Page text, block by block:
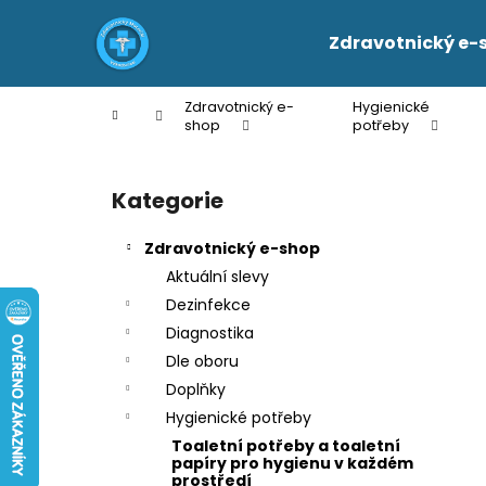
Zdravotnický e-
Domů
Zdravotnický e-
shop
Hygienické
potřeby
Přeskočit
kategorie
Kategorie
Zdravotnický e-shop
Aktuální slevy
Dezinfekce
Diagnostika
Dle oboru
Doplňky
Hygienické potřeby
Toaletní potřeby a toaletní
papíry pro hygienu v každém
prostředí
í
Zpět
do
Zpět
do